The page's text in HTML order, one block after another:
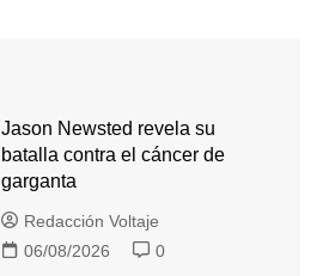
Jason Newsted revela su
batalla contra el cáncer de
garganta
Redacción Voltaje
06/08/2026
0